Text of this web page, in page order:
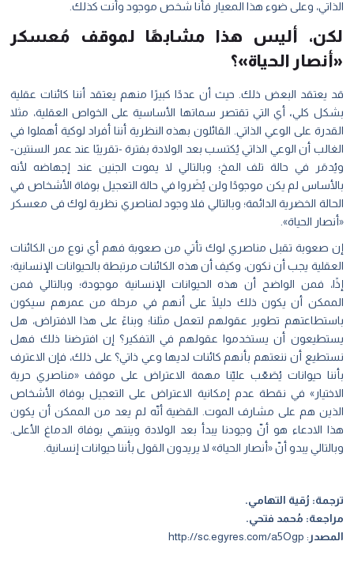
الذاتي، وعلى ضوء هذا المعيار فأنا شخص موجود وأنت كذلك.
لكن، أليس هذا مشابهًا لموقف مُعسكر
«أنصار الحياة»؟
قد يعتقد البعض ذلك. حيث أن عددًا كبيرًا منهم يعتقد أننا كائنات عقلية
بشكل كلي، أي التي تقتصر سماتها الأساسية على الخواص العقلية، مثلا
القدرة على الوعي الذاتي. القائلون بهذه النظرية أننا أفراد لوكية أهملوا في
الغالب أن الوعي الذاتي يُكتسب بعد الولادة بفترة -تقريبًا عند عمر السنتين-
ويُدمَر في حالة تلف المخ؛ وبالتالي لا يموت الجنين عند إجهاضه لأنه
بالأساس لم يكن موجودًا ولن يُضَروا في حالة التعجيل بوفاة الأشخاص في
الحالة الخضرية الدائمة؛ وبالتالي فلا وجود لمناصري نظرية لوك فى معسكر
«أنصار الحياة».
إن صعوبة تقبل مناصري لوك تأتي من صعوبة فهم أي نوع من الكائنات
العقلية يجب أن نكون، وكيف أن هذه الكائنات مرتبطة بالحيوانات الإنسانية؛
إذًا، فمن الواضح أن هذه الحيوانات الإنسانية موجودة؛ وبالتالي فمن
الممكن أن يكون ذلك دليلًا على أنهم في مرحلة من عمرهم سيكون
باستطاعتهم تطوير عقولهم لتعمل مثلنا؛ وبناءً على هذا الافتراض، هل
يستطيعون أن يستخدموا عقولهم في التفكير؟ إن افترضنا ذلك فهل
نستطيع أن ننعتهم بأنهم كائنات لديها وعي ذاتي؟ على ذلك، فإن الاعترف
بأننا حيوانات يُصَعّب عليّنا مهمة الاعتراض على موقف «مناصري حرية
الاختيار» في نقطة عدم إمكانية الاعتراض على التعجيل بوفاة الأشخاص
الذين هم على مشارف الموت. القضية أنّه لم يعد من الممكن أن يكون
هذا الادعاء هو أنّ وجودنا يبدأ بعد الولادة وينتهي بوفاة الدماغ الأعلى.
وبالتالي يبدو أنّ «أنصار الحياة» لا يريدون القول بأننا حيوانات إنسانية.
ترجمة: رُقية التهامي.
مراجعة: مُحمد فتحي.
المصدر :
http://sc.egyres.com/a5Ogp